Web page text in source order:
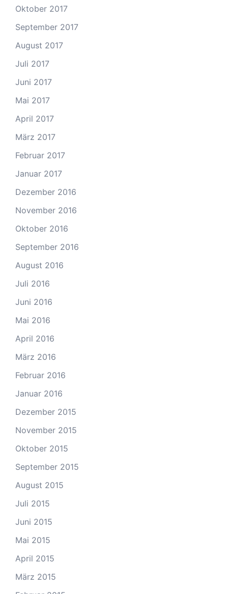
Oktober 2017
September 2017
August 2017
Juli 2017
Juni 2017
Mai 2017
April 2017
März 2017
Februar 2017
Januar 2017
Dezember 2016
November 2016
Oktober 2016
September 2016
August 2016
Juli 2016
Juni 2016
Mai 2016
April 2016
März 2016
Februar 2016
Januar 2016
Dezember 2015
November 2015
Oktober 2015
September 2015
August 2015
Juli 2015
Juni 2015
Mai 2015
April 2015
März 2015